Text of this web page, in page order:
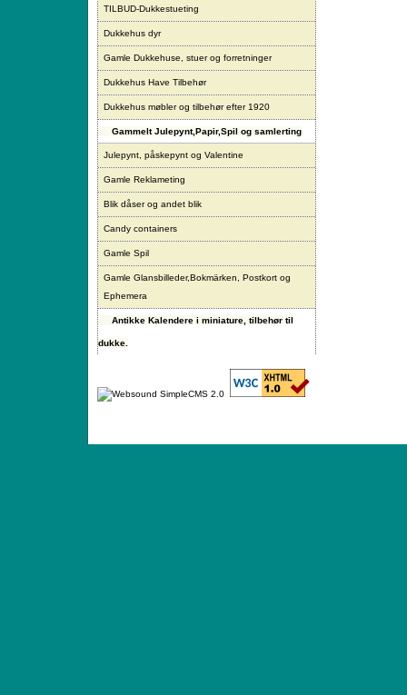
TILBUD-Dukkestueting
Dukkehus dyr
Gamle Dukkehuse, stuer og forretninger
Dukkehus Have Tilbehør
Dukkehus møbler og tilbehør efter 1920
Gammelt Julepynt,Papir,Spil og samlerting
Julepynt, påskepynt og Valentine
Gamle Reklameting
Blik dåser og andet blik
Candy containers
Gamle Spil
Gamle Glansbilleder,Bokmärken, Postkort og
Ephemera
Antikke Kalendere i miniature, tilbehør til
dukke.